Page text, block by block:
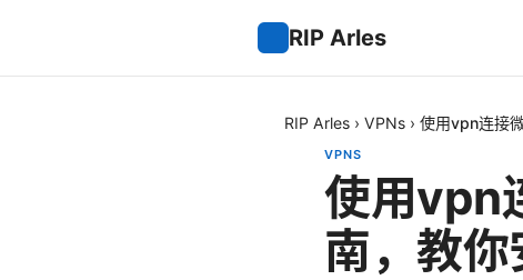
RIP Arles
RIP Arles › VPNs › 使用vpn连接
VPNS
使用vpn
南，教